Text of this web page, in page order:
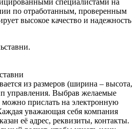
специалистами на
по отработанным, проверенным
высокое качество и надежность
из размеров (ширина – высота,
управления. Выбрав желаемые
прислать на электронную
уважающая себя компания
её адрес, реквизиты, контакты.